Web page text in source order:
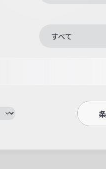
すべて